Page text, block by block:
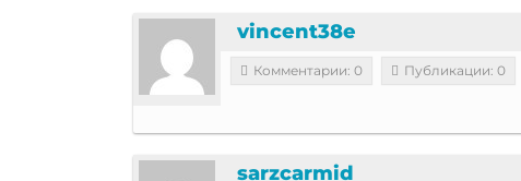
vincent38e
Комментарии: 0 Публикации: 0
sarzcarmid